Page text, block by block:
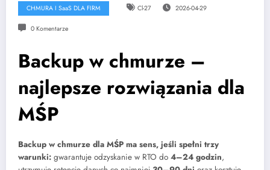
CHMURA I SaaS DLA FIRM Cl-27 2026-04-29
0 Komentarze
Backup w chmurze –
najlepsze rozwiązania dla
MŚP
Backup w chmurze dla MŚP ma sens, jeśli spełni trzy
warunki: gwarantuje odzyskanie w RTO do 4–24 godzin,